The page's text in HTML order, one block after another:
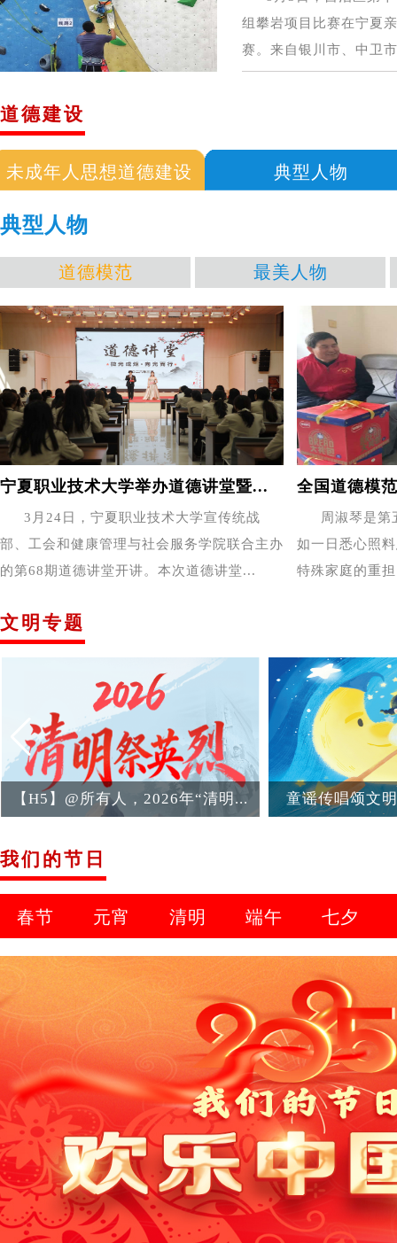
组攀岩项目比赛在宁夏
赛。来自银川市、中卫
道德建设
未成年人思想道德建设 典型人物
典型人物
道德模范 最美人物
宁夏职业技术大学举办道德讲堂暨...
3月24日，宁夏职业技术大学宣传统战
部、工会和健康管理与社会服务学院联合主办
的第68期道德讲堂开讲。本次道德讲堂...
全国道德模
周淑琴是
如一日悉心照
特殊家庭的重
文明专题
童谣传唱颂文明——2024宁夏... 【专题】“文
我们的节日
春节 元宵 清明 端午 七夕